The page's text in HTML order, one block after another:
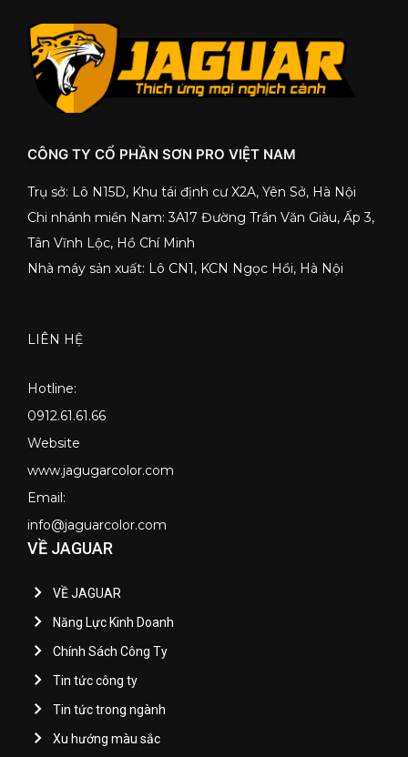
CÔNG TY CỔ PHẦN SƠN PRO VIỆT NAM
Trụ sở: Lô N15D, Khu tái định cư X2A, Yên Sở, Hà Nội
Chi nhánh miền Nam: 3A17 Đường Trần Văn Giàu, Ấp 3,
Tân Vĩnh Lộc, Hồ Chí Minh
Nhà máy sản xuất: Lô CN1, KCN Ngọc Hồi, Hà Nội
LIÊN HỆ
Hotline:
0912.61.61.66
Website
www.jagugarcolor.com
Email:
info@jaguarcolor.com
VỀ JAGUAR
VỀ JAGUAR
Năng Lực Kinh Doanh
Chính Sách Công Ty
Tin tức công ty
Tin tức trong ngành
Xu hướng màu sắc